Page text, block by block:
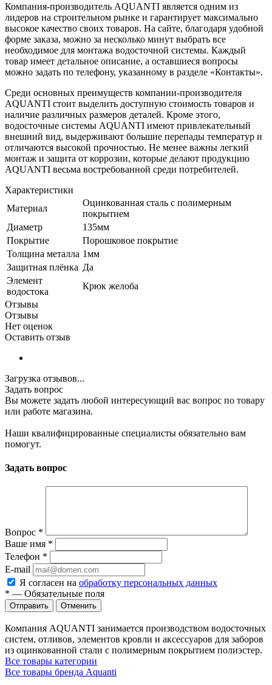
Компания-производитель AQUANTI является одним из
лидеров на строительном рынке и гарантирует максимально
высокое качество своих товаров. На сайте, благодаря удобной
форме заказа, можно за несколько минут выбрать все
необходимое для монтажа водосточной системы. Каждый
товар имеет детальное описание, а оставшиеся вопросы
можно задать по телефону, указанному в разделе «Контакты».
Среди основных преимуществ компании-производителя
AQUANTI стоит выделить доступную стоимость товаров и
наличие различных размеров деталей. Кроме этого,
водосточные системы AQUANTI имеют привлекательный
внешний вид, выдерживают большие перепады температур и
отличаются высокой прочностью. Не менее важны легкий
монтаж и защита от коррозии, которые делают продукцию
AQUANTI весьма востребованной среди потребителей.
Характеристики
Материал
Оцинкованная сталь с полимерным
покрытием
Диаметр
135мм
Покрытие
Порошковое покрытие
Толщина металла 1мм
Защитная плёнка Да
Элемент
водостока
Крюк желоба
Отзывы
Отзывы
Нет оценок
Оставить отзыв
Загрузка отзывов...
Задать вопрос
Вы можете задать любой интересующий вас вопрос по товару
или работе магазина.
Наши квалифицированные специалисты обязательно вам
помогут.
Задать вопрос
Вопрос *
Ваше имя *
Телефон *
E-mail
Я согласен на обработку персональных данных
* — Обязательные поля
Отменить
Компания AQUANTI занимается производством водосточных
систем, отливов, элементов кровли и аксессуаров для заборов
из оцинкованной стали с полимерным покрытием полиэстер.
Все товары категории
Все товары бренда Aquanti